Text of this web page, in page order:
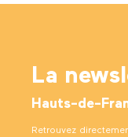
La
Hauts-de-
Retrouvez